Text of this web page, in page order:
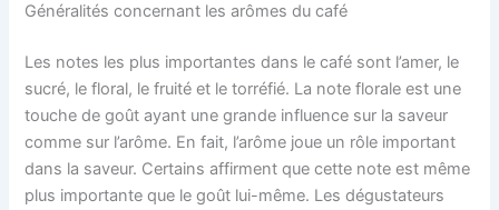
Généralités concernant les arômes du café
Les notes les plus importantes dans le café sont l’amer, le
sucré, le floral, le fruité et le torréfié. La note florale est une
touche de goût ayant une grande influence sur la saveur
comme sur l’arôme. En fait, l’arôme joue un rôle important
dans la saveur. Certains affirment que cette note est même
plus importante que le goût lui-même. Les dégustateurs